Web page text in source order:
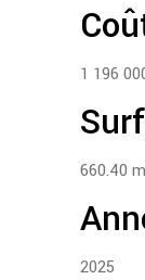
1 196
660.40
2025